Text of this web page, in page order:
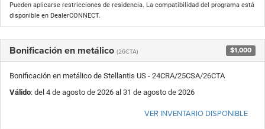
Pueden aplicarse restricciones de residencia. La compatibilidad del programa está
disponible en DealerCONNECT.
Bonificación en metálico (26CTA) $1,000
Bonificación en metálico de Stellantis US - 24CRA/25CSA/26CTA
Válido: del 4 de agosto de 2026 al 31 de agosto de 2026
VER INVENTARIO DISPONIBLE